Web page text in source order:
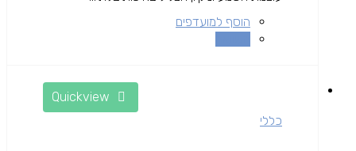
הוסף למועדפים
כללי